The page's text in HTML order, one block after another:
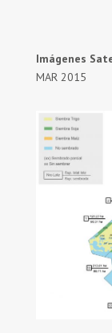
Imágenes
MAR 2015